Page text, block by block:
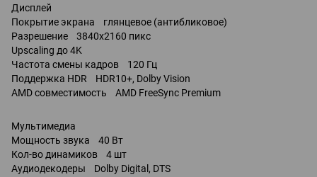
Дисплей
Покрытие экрана глянцевое (антибликовое)
Разрешение 3840x2160 пикс
Upscaling до 4K
Частота смены кадров 120 Гц
Поддержка HDR HDR10+, Dolby Vision
AMD совместимость AMD FreeSync Premium
Мультимедиа
Мощность звука 40 Вт
Кол-во динамиков 4 шт
Аудиодекодеры Dolby Digital, DTS